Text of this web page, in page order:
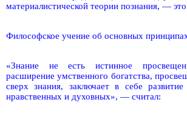
материалистической теории познания, —
Философское учение об основных
«Знание не есть истинное
расширение умственного богатства,
сверх знания, заключает в себе
нравственных и духовных», — считал: